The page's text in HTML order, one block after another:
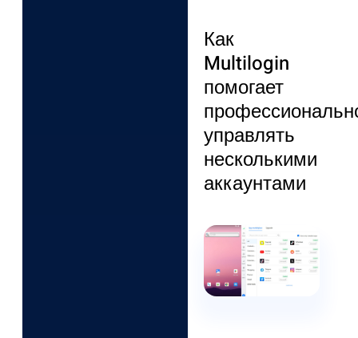
Как
Multilogin
помогает
управлять
несколькими
аккаунтами